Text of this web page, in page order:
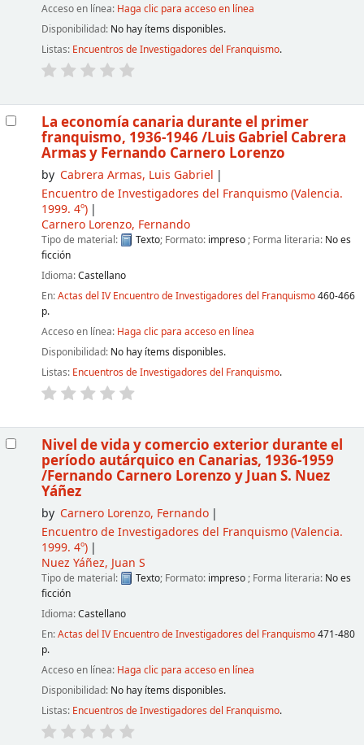
Acceso en línea: Haga clic para acceso en línea
Disponibilidad: No hay ítems disponibles.
Listas: Encuentros de Investigadores del Franquismo.
La economía canaria durante el primer
franquismo, 1936-1946/Luis Gabriel Cabrera
Armas y Fernando Carnero Lorenzo
by Cabrera Armas, Luis Gabriel
Encuentro de Investigadores del Franquismo(Valencia.
1999. 4º)
Carnero Lorenzo, Fernando
Tipo de material: Texto; Formato: impreso ; Forma literaria: No es
ficción
Idioma:Castellano
En:Actas del IV Encuentro de Investigadores del Franquismo460-466
p.
Acceso en línea: Haga clic para acceso en línea
Disponibilidad: No hay ítems disponibles.
Listas: Encuentros de Investigadores del Franquismo.
Nivel de vida y comercio exterior durante el
período autárquico en Canarias, 1936-1959
/Fernando Carnero Lorenzo y Juan S. Nuez
Yáñez
by Carnero Lorenzo, Fernando
Encuentro de Investigadores del Franquismo(Valencia.
1999. 4º)
Nuez Yáñez, Juan S
Tipo de material: Texto; Formato: impreso ; Forma literaria: No es
ficción
Idioma:Castellano
En:Actas del IV Encuentro de Investigadores del Franquismo471-480
p.
Acceso en línea: Haga clic para acceso en línea
Disponibilidad: No hay ítems disponibles.
Listas: Encuentros de Investigadores del Franquismo.